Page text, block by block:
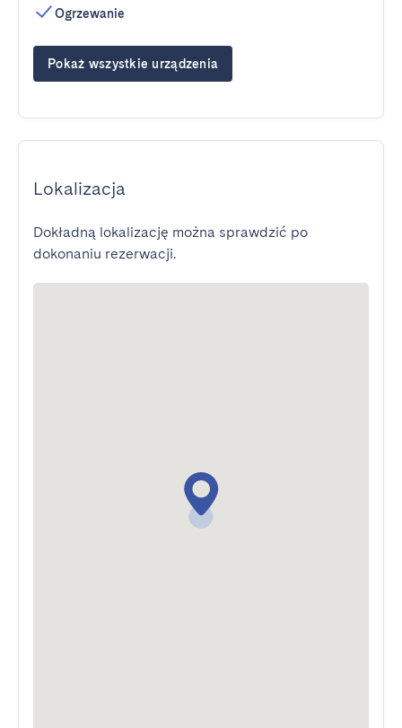
Ogrzewanie
Pokaż wszystkie urządzenia
Lokalizacja
Dokładną lokalizację można sprawdzić po
dokonaniu rezerwacji.